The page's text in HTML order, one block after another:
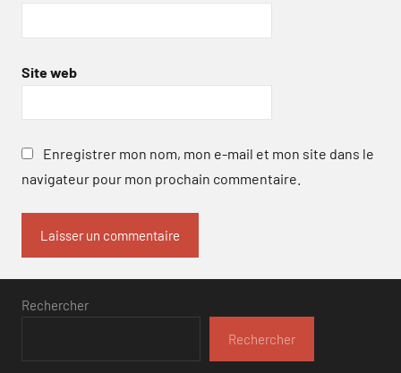
Site web
Enregistrer mon nom, mon e-mail et mon site dans le
navigateur pour mon prochain commentaire.
Rechercher
Rechercher